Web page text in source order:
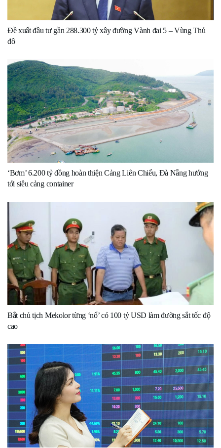
Đề xuất đầu tư gần 288.300 tỷ xây đường Vành đai 5 – Vùng Thủ
đô
‘Bơm’ 6.200 tỷ đồng hoàn thiện Cảng Liên Chiểu, Đà Nẵng hướng
tới siêu cảng container
Bắt chủ tịch Mekolor từng ‘nổ’ có 100 tỷ USD làm đường sắt tốc độ
cao